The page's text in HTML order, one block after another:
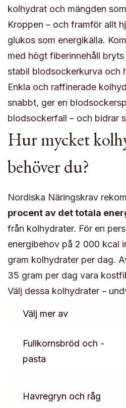
kolhydrat och mängden
Kroppen – och framför allt
glukos som energikälla.
med högt fiberinnehåll
stabil blodsockerkurva och
Enkla och raffinerade
snabbt, ger en
blodsockerfall – och bidrar
Hur mycket
behöver du?
Nordiska Näringskrav
procent av det totala
från kolhydrater. För en
energibehov på 2 000 kcal
gram kolhydrater per dag.
35 gram per dag vara
Välj dessa kolhydrater –
Välj mer av
Fullkornsbröd och -
pasta
Havregryn och råg